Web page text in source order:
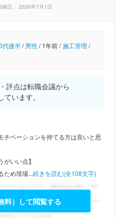
日： 2026年7月1日
代後半/男性/1年前 / 施工管理 /
評点は転職会議から
ています。
チベーションを持てる方は良いと思
がいい点】
ため現場...続きを読む(全108文字)
料）して閲覧する